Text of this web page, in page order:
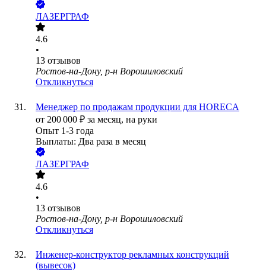
ЛАЗЕРГРАФ
4.6
•
13 отзывов
Ростов-на-Дону, р-н Ворошиловский
Откликнуться
Менеджер по продажам продукции для HORECA
от 200 000 ₽ за месяц, на руки
Опыт 1-3 года
Выплаты: Два раза в месяц
ЛАЗЕРГРАФ
4.6
•
13 отзывов
Ростов-на-Дону, р-н Ворошиловский
Откликнуться
Инженер-конструктор рекламных конструкций
(вывесок)